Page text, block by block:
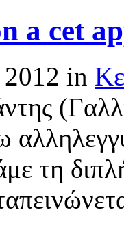
a cet
2012 in
τη